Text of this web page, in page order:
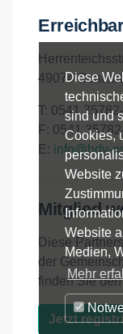
Diese
sind und
Cookies,
Website
Website
Medien,
Mehr
49074
T: 0541
F: 0541
E: info@hdv-
Mitglied
Diese
der
finden Sie den
Jetzt